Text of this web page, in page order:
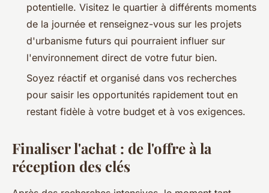
potentielle. Visitez le quartier à différents moments
de la journée et renseignez-vous sur les projets
d'urbanisme futurs qui pourraient influer sur
l'environnement direct de votre futur bien.
Soyez réactif et organisé dans vos recherches
pour saisir les opportunités rapidement tout en
restant fidèle à votre budget et à vos exigences.
Finaliser l'achat : de l'offre à la
réception des clés